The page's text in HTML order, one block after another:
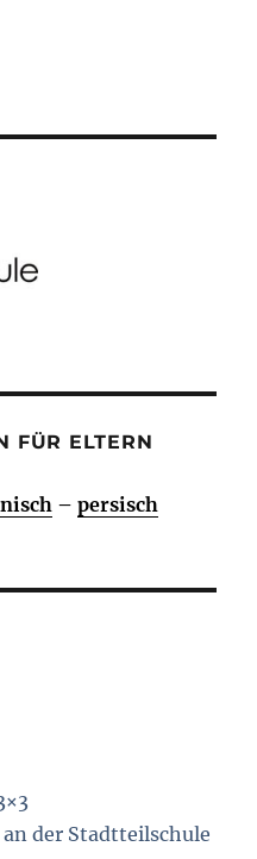
FÜR ELTERN
–persisch
der Stadtteilschule